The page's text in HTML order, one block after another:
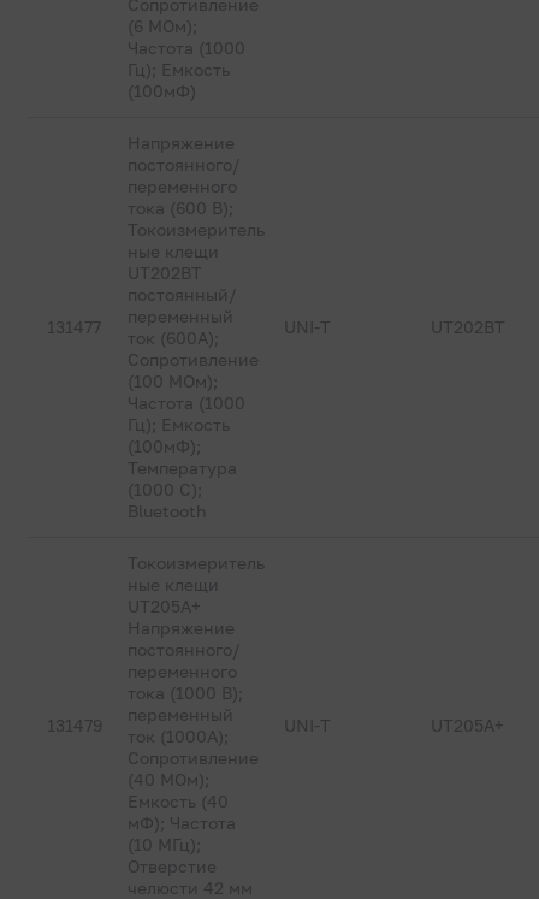
Сопротивление
(6 МОм);
Частота (1000
Гц); Емкость
(100мФ)
131477
Напряжение
постоянного/
переменного
тока (600 В);
Токоизмеритель
ные клещи
UT202BT
постоянный/
переменный
ток (600А);
Сопротивление
(100 МОм);
Частота (1000
Гц); Емкость
(100мФ);
Температура
(1000 С);
Bluetooth
UNI-T UT202BT
131479
Токоизмеритель
ные клещи
UT205A+
Напряжение
постоянного/
переменного
тока (1000 В);
переменный
ток (1000А);
Сопротивление
(40 МОм);
Емкость (40
мФ); Частота
(10 МГц);
Отверстие
челюсти 42 мм
UNI-T UT205A+